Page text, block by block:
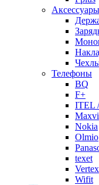
Телефоны
BQ
F+
ITEL
Maxvi
Nokia
Olmio
texet
Vertex
Wifit